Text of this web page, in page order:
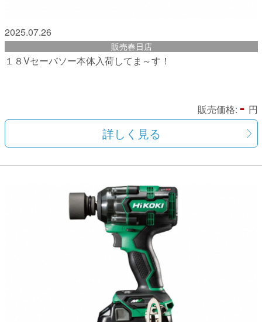
2025.07.26
販売春日店
１８Vセーバソー本体入荷してま～す！
販売価格: - 円
詳しく見る